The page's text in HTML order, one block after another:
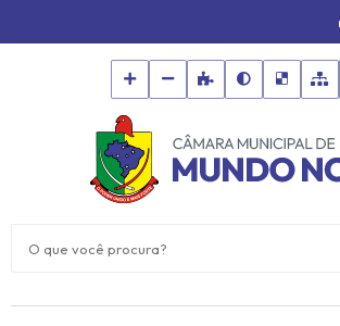
O que você procura?